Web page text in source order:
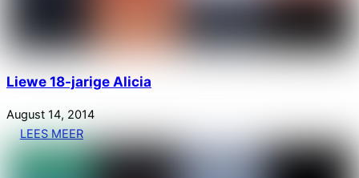
Liewe 18-jarige Alicia
August 14, 2014
LEES MEER